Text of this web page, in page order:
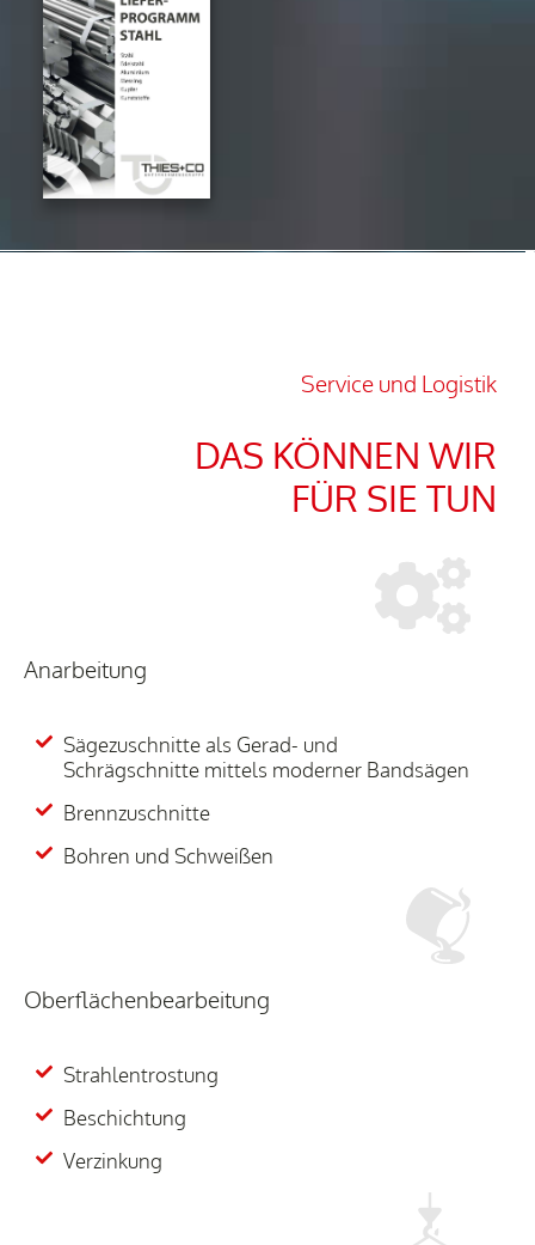
Service und Logistik
DAS KÖNNEN WIR
FÜR SIE TUN
Anarbeitung
Sägezuschnitte als Gerad- und
Schrägschnitte mittels moderner Bandsägen
Brennzuschnitte
Bohren und Schweißen
Oberflächenbearbeitung
Strahlentrostung
Beschichtung
Verzinkung